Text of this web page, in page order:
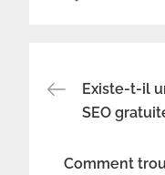
de
Existe-t-il
SEO
Comment